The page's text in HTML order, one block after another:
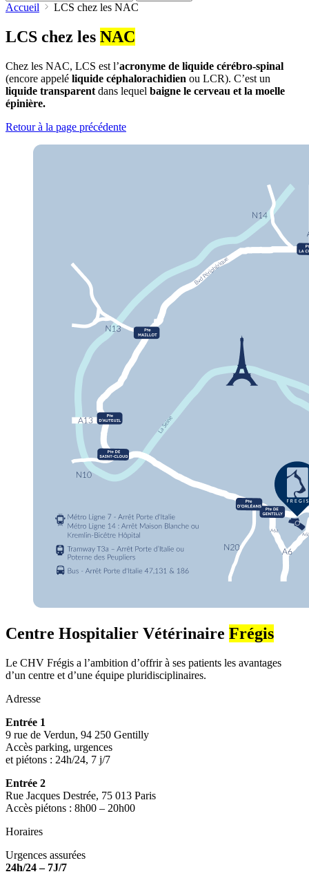
Accueil LCS chez les NAC
LCS chez les NAC
Chez les NAC, LCS est l’acronyme de liquide cérébro-spinal
(encore appelé liquide céphalorachidien ou LCR). C’est un
liquide transparent dans lequel baigne le cerveau et la moelle
épinière.
Retour à la page précédente
Centre Hospitalier Vétérinaire Frégis
Le CHV Frégis a l’ambition d’offrir à ses patients les avantages
d’un centre et d’une équipe pluridisciplinaires.
Adresse
Entrée 1
9 rue de Verdun, 94 250 Gentilly
Accès parking, urgences
et piétons : 24h/24, 7 j/7
Entrée 2
Rue Jacques Destrée, 75 013 Paris
Accès piétons : 8h00 – 20h00
Horaires
Urgences assurées
24h/24 – 7J/7